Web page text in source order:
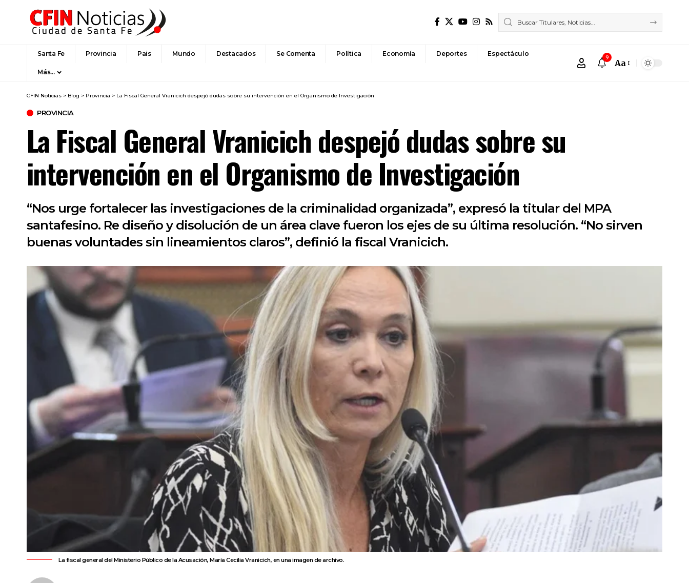
Santa Fe Provincia Pais Mundo Destacados Se Comenta Política Economía Deportes Espectáculo
Más…
9
Font
Aa
CFIN Noticias > Blog > Provincia > La Fiscal General Vranicich despejó dudas sobre su intervención en el Organismo de Investigación
PROVINCIA
La Fiscal General Vranicich despejó dudas sobre su
intervención en el Organismo de Investigación
“Nos urge fortalecer las investigaciones de la criminalidad organizada”, expresó la titular del MPA
santafesino. Re diseño y disolución de un área clave fueron los ejes de su última resolución. “No sirven
buenas voluntades sin lineamientos claros”, definió la fiscal Vranicich.
La fiscal general del Ministerio Público de la Acusación, María Cecilia Vranicich, en una imagen de archivo.